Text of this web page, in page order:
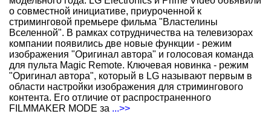
о совместной инициативе, приуроченной к
стриминговой премьере фильма "Властелины
Вселенной". В рамках сотрудничества на телевизорах
компании появились две новые функции - режим
изображения "Оригинал автора" и голосовая команда
для пульта Magic Remote. Ключевая новинка - режим
"Оригинал автора", который в LG называют первым в
области настройки изображения для стримингового
контента. Его отличие от распространенного
FILMMAKER MODE за ...>>